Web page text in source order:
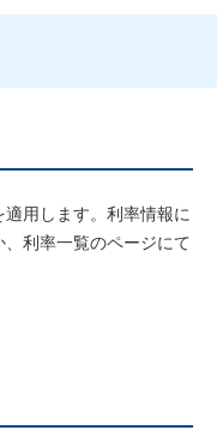
用します。利率情報に
利率一覧のページにて